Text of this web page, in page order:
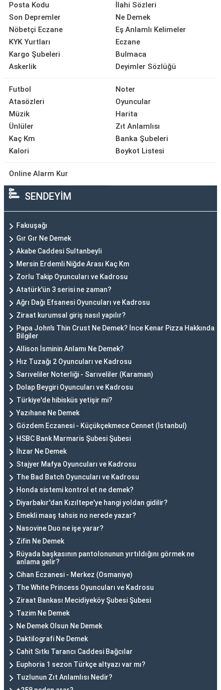
Posta Kodu
Son Depremler
Nöbetçi Eczane
KYK Yurtları
Kargo Şubeleri
Askerlik
İlahi Sözleri
Ne Demek
Eş Anlamlı Kelimeler
Eczane
Bulmaca
Deyimler Sözlüğü
Futbol
Atasözleri
Müzik
Ünlüler
Kaç Km
Kalori
Noter
Oyuncular
Harita
Zıt Anlamlısı
Banka Şubeleri
Boykot Listesi
Online Alarm Kur
SENDEYİM
Fakıuşağı
Gır Gır Ne Demek
Akabe Caddesi Sultanbeyli
Mersin Erdemli Niğde Arası Kaç Km
Zorlu Takip Oyuncuları ve Kadrosu
Atatürk'ün 3 serisi ne zaman?
Ağrı Dağı Efsanesi Oyuncuları ve Kadrosu
Ziraat kurumsal giriş nasıl yapılır?
Papa John’s Thin Crust Ne Demek? İnce Kenar Pizza Hakkında
Bilgiler
Allison İsminin Anlamı Ne Demek?
Hız Tuzağı 2 Oyuncuları ve Kadrosu
Sarıveliler Noterliği - Sarıveliler (Karaman)
Dolap Beygiri Oyuncuları ve Kadrosu
Türkiye'de hibisküs yetişir mi?
Yazıhane Ne Demek
Gözdem Eczanesi - Küçükçekmece Cennet (İstanbul)
HSBC Bank Marmaris Şubesi Şubesi
İhzar Ne Demek
Stajyer Mafya Oyuncuları ve Kadrosu
The Bad Batch Oyuncuları ve Kadrosu
Honda sistemi kontrol et ne demek?
Diyarbakır'dan Kızıltepe'ye hangi yoldan gidilir?
Emekli maaş tahsis no nerede yazar?
Nasovine Duo ne işe yarar?
Zifin Ne Demek
Rüyada başkasının pantolonunun yırtıldığını görmek ne
anlama gelir?
Cihan Eczanesi - Merkez (Osmaniye)
The White Princess Oyuncuları ve Kadrosu
Ziraat Bankası Mecidiyeköy Şubesi Şubesi
Tazim Ne Demek
Ne Demek Olsun Ne Demek
Daktilografi Ne Demek
Cahit Sıtkı Tarancı Caddesi Bağcılar
Euphoria 1 sezon Türkçe altyazı var mı?
Tuzlunun Zıt Anlamlısı Nedir?